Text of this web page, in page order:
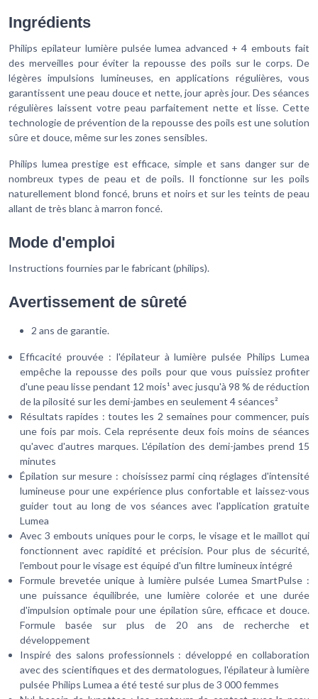
Ingrédients
Philips epilateur lumière pulsée lumea advanced + 4 embouts fait
des merveilles pour éviter la repousse des poils sur le corps. De
légères impulsions lumineuses, en applications régulières, vous
garantissent une peau douce et nette, jour après jour. Des séances
régulières laissent votre peau parfaitement nette et lisse. Cette
technologie de prévention de la repousse des poils est une solution
sûre et douce, même sur les zones sensibles.
Philips lumea prestige est efficace, simple et sans danger sur de
nombreux types de peau et de poils. Il fonctionne sur les poils
naturellement blond foncé, bruns et noirs et sur les teints de peau
allant de très blanc à marron foncé.
Mode d'emploi
Instructions fournies par le fabricant (philips).
Avertissement de sûreté
2 ans de garantie.
Efficacité prouvée : l'épilateur à lumière pulsée Philips Lumea
empêche la repousse des poils pour que vous puissiez profiter
d'une peau lisse pendant 12 mois¹ avec jusqu'à 98 % de réduction
de la pilosité sur les demi-jambes en seulement 4 séances²
Résultats rapides : toutes les 2 semaines pour commencer, puis
une fois par mois. Cela représente deux fois moins de séances
qu'avec d'autres marques. L'épilation des demi-jambes prend 15
minutes
Épilation sur mesure : choisissez parmi cinq réglages d'intensité
lumineuse pour une expérience plus confortable et laissez-vous
guider tout au long de vos séances avec l'application gratuite
Lumea
Avec 3 embouts uniques pour le corps, le visage et le maillot qui
fonctionnent avec rapidité et précision. Pour plus de sécurité,
l'embout pour le visage est équipé d'un filtre lumineux intégré
Formule brevetée unique à lumière pulsée Lumea SmartPulse :
une puissance équilibrée, une lumière colorée et une durée
d'impulsion optimale pour une épilation sûre, efficace et douce.
Formule basée sur plus de 20 ans de recherche et
développement
Inspiré des salons professionnels : développé en collaboration
avec des scientifiques et des dermatologues, l'épilateur à lumière
pulsée Philips Lumea a été testé sur plus de 3 000 femmes